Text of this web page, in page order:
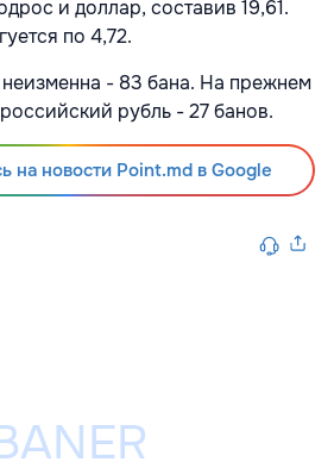
и доллар, составив 19,61.
по 4,72.
- 83 бана. На прежнем
рубль - 27 банов.
на новости Point.md в Google